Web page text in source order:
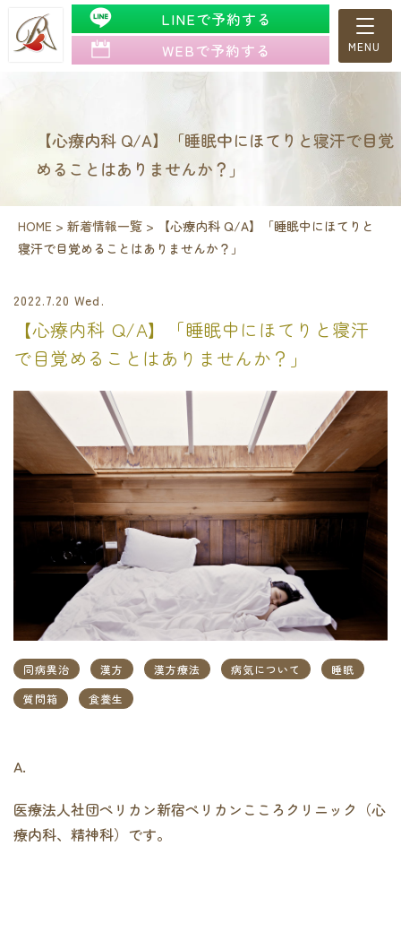
LINEで予約する
WEBで予約する
【心療内科 Q/A】「睡眠中にほてりと寝汗で目覚
めることはありませんか？」
HOME > 新着情報一覧 >
【心療内科 Q/A】「睡眠中にほてりと
寝汗で目覚めることはありませんか？」
2022.7.20 Wed.
【心療内科 Q/A】「睡眠中にほてりと寝汗
で目覚めることはありませんか？」
同病異治 漢方 漢方療法 病気について
睡眠
質問箱
食養生
A.
医療法人社団ペリカン新宿ペリカンこころクリニック（心
療内科、精神科）です。